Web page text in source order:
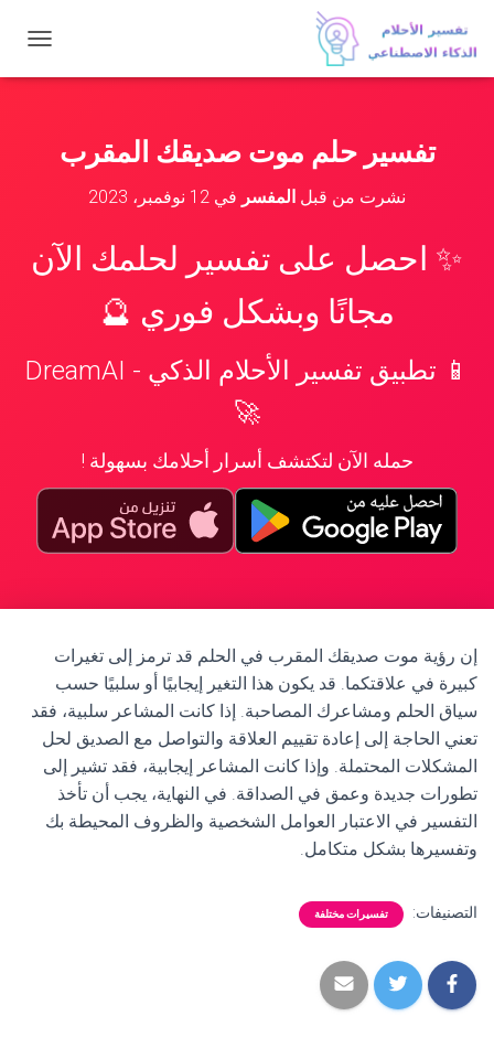
ب
ل
تفسير حلم موت صديقك المقرب
نشرت من قبل المفسر في 12 نوفمبر، 2023
✨ احصل على تفسير لحلمك الآن
مجانًا وبشكل فوري 🔮
📱 تطبيق تفسير الأحلام الذكي - DreamAI
🚀
حمله الآن لتكتشف أسرار أحلامك بسهولة !
إن رؤية موت صديقك المقرب في الحلم قد ترمز إلى تغيرات
كبيرة في علاقتكما. قد يكون هذا التغير إيجابيًا أو سلبيًا حسب
سياق الحلم ومشاعرك المصاحبة. إذا كانت المشاعر سلبية، فقد
تعني الحاجة إلى إعادة تقييم العلاقة والتواصل مع الصديق لحل
المشكلات المحتملة. وإذا كانت المشاعر إيجابية، فقد تشير إلى
تطورات جديدة وعمق في الصداقة. في النهاية، يجب أن تأخذ
التفسير في الاعتبار العوامل الشخصية والظروف المحيطة بك
وتفسيرها بشكل متكامل.
التصنيفات: تفسيرات مختلفة